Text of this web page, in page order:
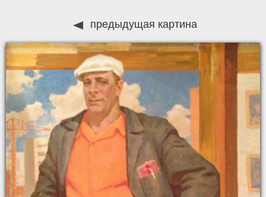
предыдущая картина